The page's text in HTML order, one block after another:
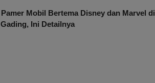
Mobil Bertema Disney dan Marvel di
Ini Detailnya